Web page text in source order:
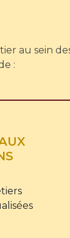
au sein
: